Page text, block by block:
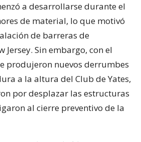
a desarrollarse durante el
de material, lo que motivó
de barreras de
Jersey. Sin embargo, con el
produjeron nuevos derrumbes
a la altura del Club de Yates,
por desplazar las estructuras
al cierre preventivo de la